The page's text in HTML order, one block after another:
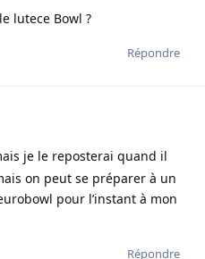
lutece Bowl ?
Répondre
je le reposterai quand il
on peut se préparer à un
pour l’instant à mon
Répondre